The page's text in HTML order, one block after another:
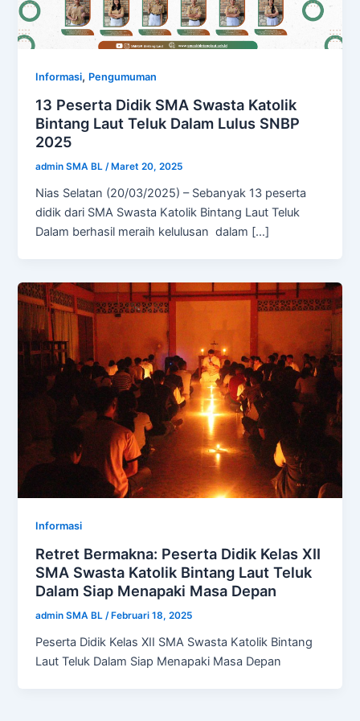
Informasi, Pengumuman
13 Peserta Didik SMA Swasta Katolik
Bintang Laut Teluk Dalam Lulus SNBP
2025
admin SMA BL /Maret 20, 2025
Nias Selatan (20/03/2025) – Sebanyak 13 peserta
didik dari SMA Swasta Katolik Bintang Laut Teluk
Dalam berhasil meraih kelulusan dalam […]
Informasi
Retret Bermakna: Peserta Didik Kelas XII
SMA Swasta Katolik Bintang Laut Teluk
Dalam Siap Menapaki Masa Depan
admin SMA BL/Februari 18, 2025
Peserta Didik Kelas XII SMA Swasta Katolik Bintang
Laut Teluk Dalam Siap Menapaki Masa Depan